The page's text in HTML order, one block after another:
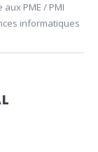
PME / PMI
informatiques